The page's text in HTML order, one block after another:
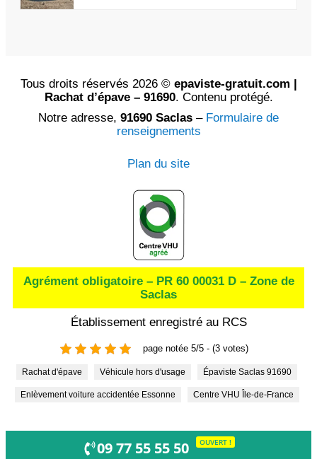
Tous droits réservés 2026 © epaviste-gratuit.com |
Rachat d’épave – 91690. Contenu protégé.
Notre adresse, 91690 Saclas – Formulaire de
renseignements
Plan du site
Agrément obligatoire – PR 60 00031 D – Zone de
Saclas
Établissement enregistré au RCS
page notée 5/5 - (3 votes)
Rachat d'épave Véhicule hors d'usage Épaviste Saclas 91690
Enlèvement voiture accidentée Essonne Centre VHU Île-de-France
09 77 55 55 50 OUVERT !